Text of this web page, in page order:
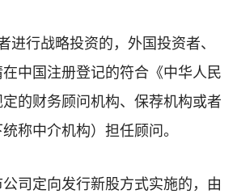
行战略投资的，外国投资者、
在中国注册登记的符合《中华人民
的财务顾问机构、保荐机构或者
称中介机构）担任顾问。
司定向发行新股方式实施的，由